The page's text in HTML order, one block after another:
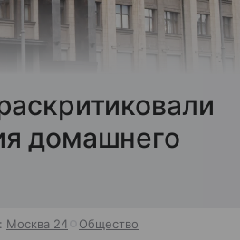
домашнего
Москва 24 Общество